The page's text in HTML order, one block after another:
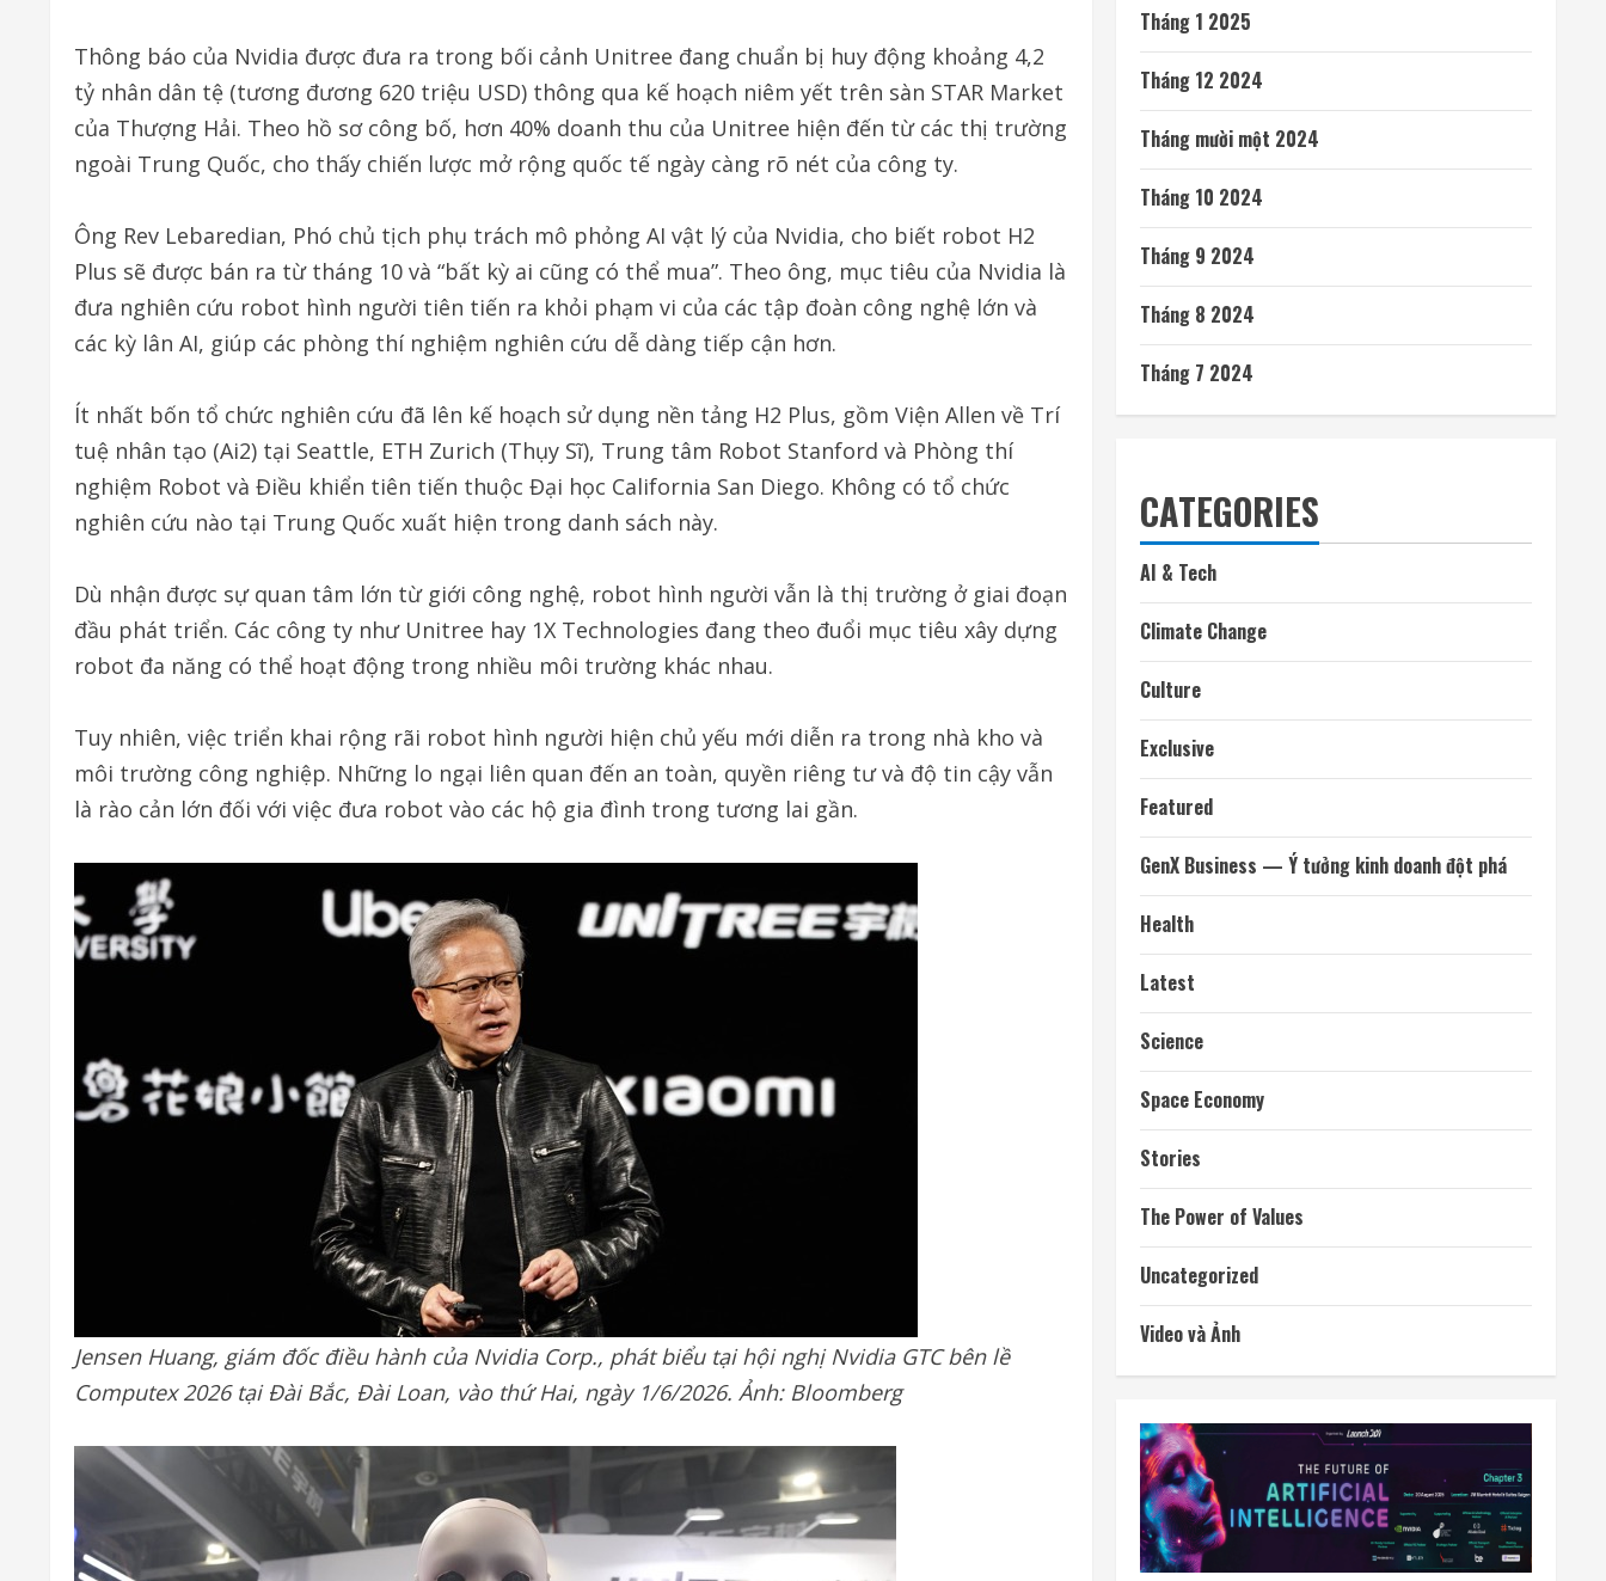
Thông báo của Nvidia được đưa ra trong bối cảnh Unitree đang chuẩn bị huy động khoảng 4,2
tỷ nhân dân tệ (tương đương 620 triệu USD) thông qua kế hoạch niêm yết trên sàn STAR Market
của Thượng Hải. Theo hồ sơ công bố, hơn 40% doanh thu của Unitree hiện đến từ các thị trường
ngoài Trung Quốc, cho thấy chiến lược mở rộng quốc tế ngày càng rõ nét của công ty.
Ông Rev Lebaredian, Phó chủ tịch phụ trách mô phỏng AI vật lý của Nvidia, cho biết robot H2
Plus sẽ được bán ra từ tháng 10 và “bất kỳ ai cũng có thể mua”. Theo ông, mục tiêu của Nvidia là
đưa nghiên cứu robot hình người tiên tiến ra khỏi phạm vi của các tập đoàn công nghệ lớn và
các kỳ lân AI, giúp các phòng thí nghiệm nghiên cứu dễ dàng tiếp cận hơn.
Ít nhất bốn tổ chức nghiên cứu đã lên kế hoạch sử dụng nền tảng H2 Plus, gồm Viện Allen về Trí
tuệ nhân tạo (Ai2) tại Seattle, ETH Zurich (Thụy Sĩ), Trung tâm Robot Stanford và Phòng thí
nghiệm Robot và Điều khiển tiên tiến thuộc Đại học California San Diego. Không có tổ chức
nghiên cứu nào tại Trung Quốc xuất hiện trong danh sách này.
Dù nhận được sự quan tâm lớn từ giới công nghệ, robot hình người vẫn là thị trường ở giai đoạn
đầu phát triển. Các công ty như Unitree hay 1X Technologies đang theo đuổi mục tiêu xây dựng
robot đa năng có thể hoạt động trong nhiều môi trường khác nhau.
Tuy nhiên, việc triển khai rộng rãi robot hình người hiện chủ yếu mới diễn ra trong nhà kho và
môi trường công nghiệp. Những lo ngại liên quan đến an toàn, quyền riêng tư và độ tin cậy vẫn
là rào cản lớn đối với việc đưa robot vào các hộ gia đình trong tương lai gần.
Jensen Huang, giám đốc điều hành của Nvidia Corp., phát biểu tại hội nghị Nvidia GTC bên lề
Computex 2026 tại Đài Bắc, Đài Loan, vào thứ Hai, ngày 1/6/2026. Ảnh: Bloomberg
Tháng 1 2025
Tháng 12 2024
Tháng mười một 2024
Tháng 10 2024
Tháng 9 2024
Tháng 8 2024
Tháng 7 2024
CATEGORIES
AI & Tech
Climate Change
Culture
Exclusive
Featured
GenX Business — Ý tưởng kinh doanh đột phá
Health
Latest
Science
Space Economy
Stories
The Power of Values
Uncategorized
Video và Ảnh